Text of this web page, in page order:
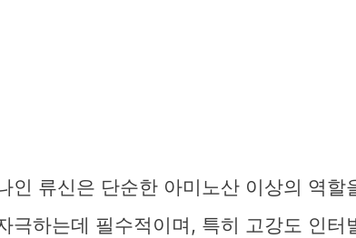
인 류신은 단순한 아미노산 이상의 역할
극하는데 필수적이며, 특히 고강도 인터